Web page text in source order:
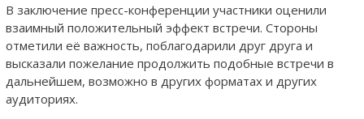
В заключение пресс-конференции участники оценили
взаимный положительный эффект встречи. Стороны
отметили её важность, поблагодарили друг друга и
высказали пожелание продолжить подобные встречи в
дальнейшем, возможно в других форматах и других
аудиториях.